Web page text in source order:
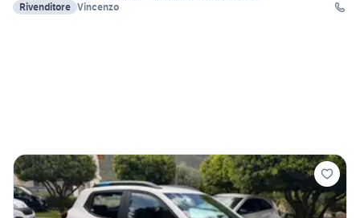
Rivenditore Vincenzo